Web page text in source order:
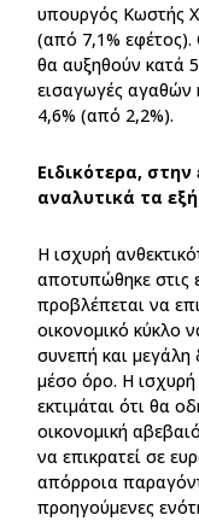
υπουργός Κωστής
(από 7,1% εφέτος).
θα αυξηθούν κατά
εισαγωγές αγαθών
4,6% (από 2,2%).
Ειδικότερα,
αναλυτικά τα
H ισχυρή
αποτυπώθηκε στις
προβλέπεται να
οικονομικό κύκλο
συνεπή και
μέσο όρο. Η ισχυρή
εκτιμάται ότι θα
οικονομική
να επικρατεί σε
απόρροια
προηγούμενες